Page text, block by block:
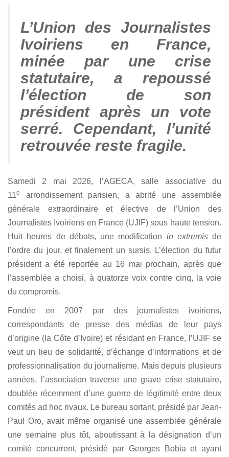
L’Union des Journalistes
Ivoiriens en France,
minée par une crise
statutaire, a repoussé
l’élection de son
président après un vote
serré. Cependant, l’unité
retrouvée reste fragile.
Samedi 2 mai 2026, l’AGECA, salle associative du
11e
arrondissement parisien, a abrité une assemblée
générale extraordinaire et élective de l’Union des
Journalistes Ivoiriens en France (UJIF) sous haute tension.
Huit heures de débats, une modification in extremis de
l’ordre du jour, et finalement un sursis. L’élection du futur
président a été reportée au 16 mai prochain, après que
l’assemblée a choisi, à quatorze voix contre cinq, la voie
du compromis.
Fondée en 2007 par des journalistes ivoiriens,
correspondants de presse des médias de leur pays
d’origine (la Côte d’Ivoire) et résidant en France, l’UJIF se
veut un lieu de solidarité, d’échange d’informations et de
professionnalisation du journalisme. Mais depuis plusieurs
années, l’association traverse une grave crise statutaire,
doublée récemment d’une guerre de légitimité entre deux
comités ad hoc rivaux. Le bureau sortant, présidé par Jean-
Paul Oro, avait même organisé une assemblée générale
une semaine plus tôt, aboutissant à la désignation d’un
comité concurrent, présidé par Georges Bobia et ayant